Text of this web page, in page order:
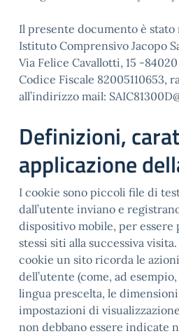
Il presente documento è
Istituto Comprensivo Jacopo
Via Felice Cavallotti, 15 -
Codice Fiscale 82005110653,
all’indirizzo mail:
Definizioni,
applicazione
I cookie sono piccoli file di
dall’utente inviano e
dispositivo mobile, per essere
stessi siti alla successiva
cookie un sito ricorda le
dell’utente (come, ad
lingua prescelta, le
impostazioni di
non debbano essere indicate